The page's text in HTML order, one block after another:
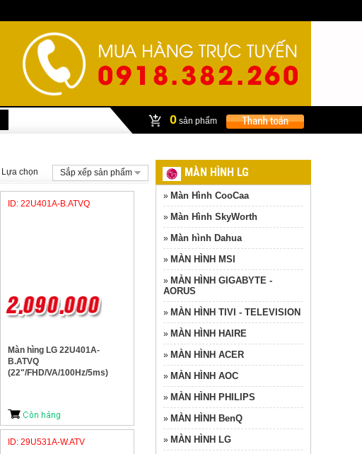
0 sản phẩm
Sắp xếp sản phẩm
Lựa chọn
ID: 22U401A-B.ATVQ
Màn hìng LG 22U401A-
B.ATVQ
(22"/FHD/VA/100Hz/5ms)
ID: 29U531A-W.ATV
MÀN HÌNH LG
» Màn Hình CooCaa
» Màn Hình SkyWorth
» Màn hình Dahua
» MÀN HÌNH MSI
» MÀN HÌNH GIGABYTE -
AORUS
» MÀN HÌNH TIVI - TELEVISION
» MÀN HÌNH HAIRE
» MÀN HÌNH ACER
» MÀN HÌNH AOC
» MÀN HÌNH PHILIPS
» MÀN HÌNH BenQ
» MÀN HÌNH LG